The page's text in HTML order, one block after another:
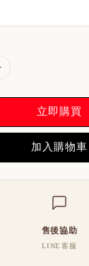
立即購買
加入購物車
售後協助
LINE 客服